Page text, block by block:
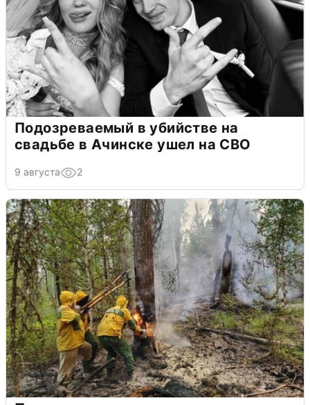
Подозреваемый в убийстве на
свадьбе в Ачинске ушел на СВО
9 августа 2